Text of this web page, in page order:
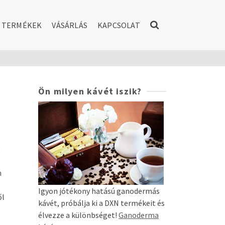
TERMÉKEK VÁSÁRLÁS KAPCSOLAT
Ön milyen kávét iszik?
Igyon jótékony hatású ganodermás
kávét, próbálja ki a DXN termékeit és
élvezze a különbséget! Ganoderma